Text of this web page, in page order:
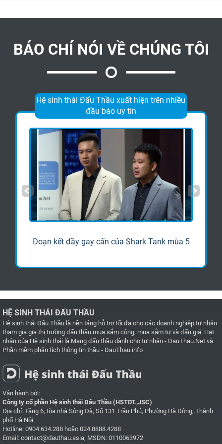
BÁO CHÍ NÓI VỀ CHÚNG TÔI
Hệ sinh thái Đấu Thầu xuất hiện trên nhiều
đầu báo uy tín
Đoạn kết đầy gay cấn của Shark Tank mùa 5
HỆ SINH THÁI ĐẤU THẦU
Hệ sinh thái Đấu Thầu là nền tảng hỗ trợ tối đa cho các doanh nghiệp tư nhân
tham gia gia thị trường đấu thầu mua sắm công, mua sắm tư và đấu giá. Hạt
nhân của Hệ sinh thái là Mạng đấu thầu dành cho tư nhân - DauThau.Net và
Phần mềm phân tích thông tin thầu - DauThau.info
Vận hành bởi:
Công ty cổ phần Hệ sinh thái Đấu Thầu (HSTDT.,JSC)
Địa chỉ: Tầng 6, tòa nhà Sông Đà, Số 131 Trần Phú, Phường Hà Đông, Thành
phố Hà Nội.
Hotline: 0904.634.288 hoặc 024.8888.4288
Email: contact@dauthau.asia; MSDN: 0110063972